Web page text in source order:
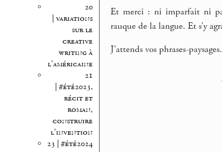
20
| variations
sur le
creative
writing à
l’américaine
21
| #été2023,
récit et
roman,
construire
l’invention
23 | #été2024
Et merci : ni imparfait ni
rauque de la langue. Et s’y
J’attends vos phrases-paysages.